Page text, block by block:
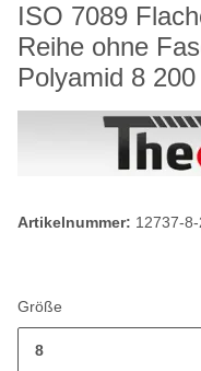
ISO 7089
Reihe ohne
Polyamid 8
Artikelnummer: 12737-
Größe
8